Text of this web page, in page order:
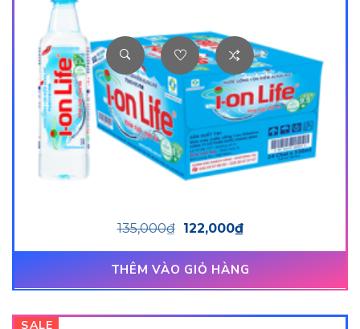
135,000₫ 122,000₫
THÊM VÀO GIỎ HÀNG
SALE